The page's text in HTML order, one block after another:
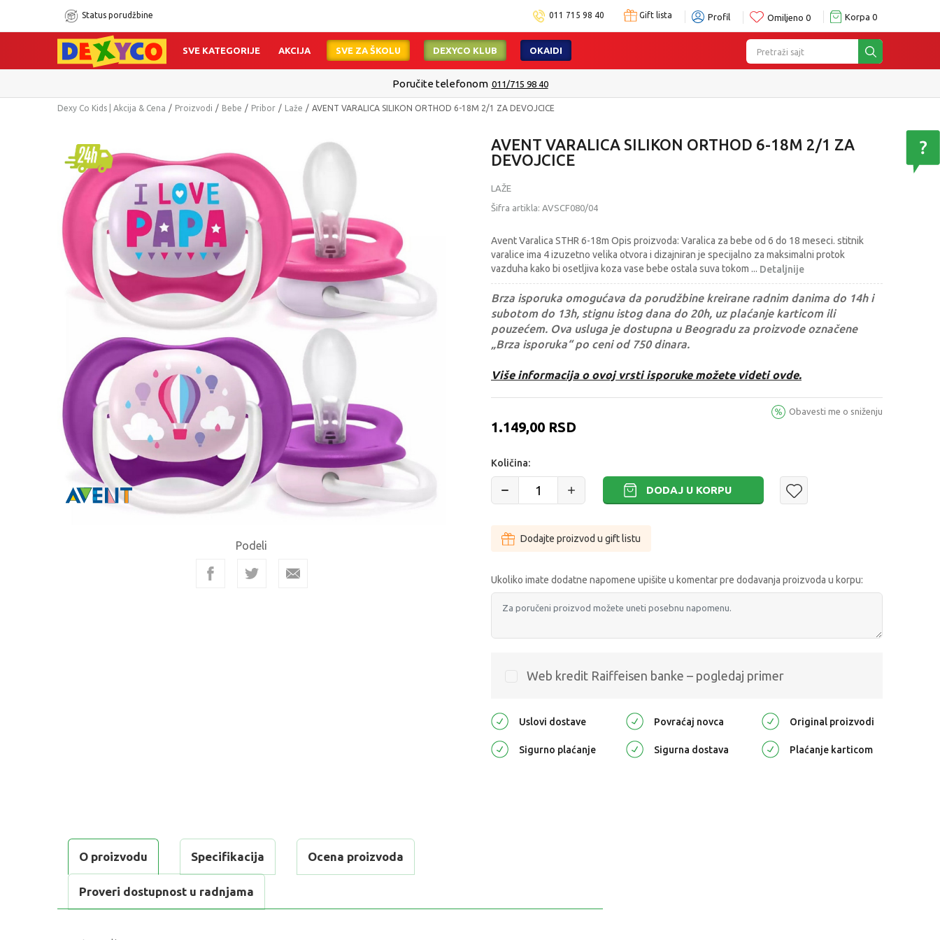
Status porudžbine 011 715 98 40 Gift lista Profil Omiljeno 0 Korpa 0
Pretraži sajt
SVE KATEGORIJE AKCIJA SVE ZA ŠKOLU DEXYCO KLUB OKAIDI
Poručite telefonom 011/715 98 40
Dexy Co Kids | Akcija & Cena Proizvodi Bebe Pribor Laže AVENT VARALICA SILIKON ORTHOD 6-18M 2/1 ZA DEVOJCICE
Podeli
AVENT VARALICA SILIKON ORTHOD 6-18M 2/1 ZA
DEVOJCICE
LAŽE
Šifra artikla: AVSCF080/04
Avent Varalica STHR 6-18m Opis proizvoda: Varalica za bebe od 6 do 18 meseci. stitnik
varalice ima 4 izuzetno velika otvora i dizajniran je specijalno za maksimalni protok
vazduha kako bi osetljiva koza vase bebe ostala suva tokom ... Detaljnije
Brza isporuka omogućava da porudžbine kreirane radnim danima do 14h i
subotom do 13h, stignu istog dana do 20h, uz plaćanje karticom ili
pouzećem. Ova usluga je dostupna u Beogradu za proizvode označene
„Brza isporuka“ po ceni od 750 dinara.
Više informacija o ovoj vrsti isporuke možete videti ovde.
1.149,00 RSD
Obavesti me o sniženju
Količina:
DODAJ U KORPU
Dodajte proizvod u gift listu
Ukoliko imate dodatne napomene upišite u komentar pre dodavanja proizvoda u korpu:
Web kredit Raiffeisen banke – pogledaj primer
Uslovi dostave Povraćaj novca Original proizvodi
Sigurno plaćanje Sigurna dostava Plaćanje karticom
O proizvodu Specifikacija Ocena proizvoda
Proveri dostupnost u radnjama